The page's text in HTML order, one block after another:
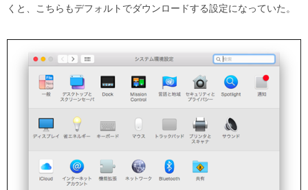
くと、こちらもデフォルトでダウンロードする設定になっていた。